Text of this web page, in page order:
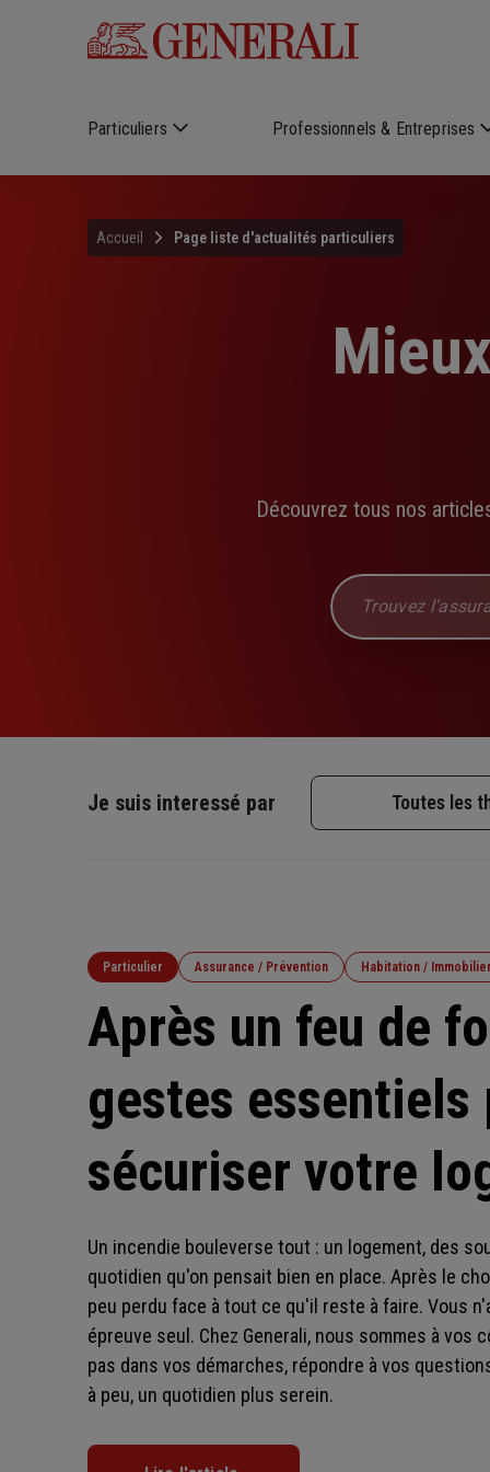
Particuliers Professionnels & Entreprises
Accueil Page liste d'actualités particuliers
Découvrez tous nos
Chercher dans le site
Je suis interessé par Toutes les
Particulier Assurance / Prévention Habitation /
Après un feu de
gestes essentiels
sécuriser votre
Un incendie bouleverse tout : un logement, des
quotidien qu'on pensait bien en place. Après le
peu perdu face à tout ce qu'il reste à faire. Vous
épreuve seul. Chez Generali, nous sommes à vos
pas dans vos démarches, répondre à vos
à peu, un quotidien plus serein.